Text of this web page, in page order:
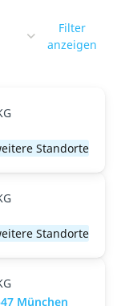
Filter
anzeigen
Standorte
Standorte
München